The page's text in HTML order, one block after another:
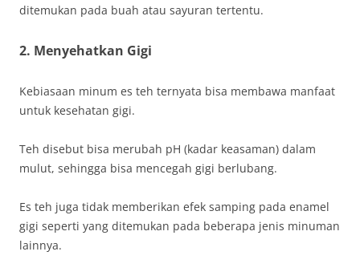
ditemukan pada buah atau sayuran tertentu.
2. Menyehatkan Gigi
Kebiasaan minum es teh ternyata bisa membawa manfaat
untuk kesehatan gigi.
Teh disebut bisa merubah pH (kadar keasaman) dalam
mulut, sehingga bisa mencegah gigi berlubang.
Es teh juga tidak memberikan efek samping pada enamel
gigi seperti yang ditemukan pada beberapa jenis minuman
lainnya.